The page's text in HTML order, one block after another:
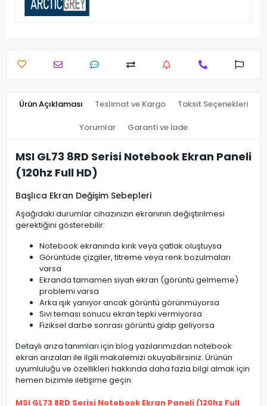
Ürün Açıklaması Teslimat ve Kargo Taksit Seçenekleri
Yorumlar Garanti ve İade
MSI GL73 8RD Serisi Notebook Ekran Paneli
(120hz Full HD)
Başlıca Ekran Değişim Sebepleri
Aşağıdaki durumlar cihazınızın ekranının değiştirilmesi
gerektiğini gösterebilir:
Notebook ekranında kırık veya çatlak oluştuysa
Görüntüde çizgiler, titreme veya renk bozulmaları
varsa
Ekranda tamamen siyah ekran (görüntü gelmeme)
problemi varsa
Arka ışık yanıyor ancak görüntü görünmüyorsa
Sıvı teması sonucu ekran tepki vermiyorsa
Fiziksel darbe sonrası görüntü gidip geliyorsa
Detaylı arıza tanımları için blog yazılarımızdan notebook
ekran arızaları ile ilgili makalemizi okuyabilirsiniz. Ürünün
uyumluluğu ve özellikleri hakkında daha fazla bilgi almak için
hemen bizimle iletişime geçin.
MSI GL73 8RD Serisi Notebook Ekran Paneli (120hz Full